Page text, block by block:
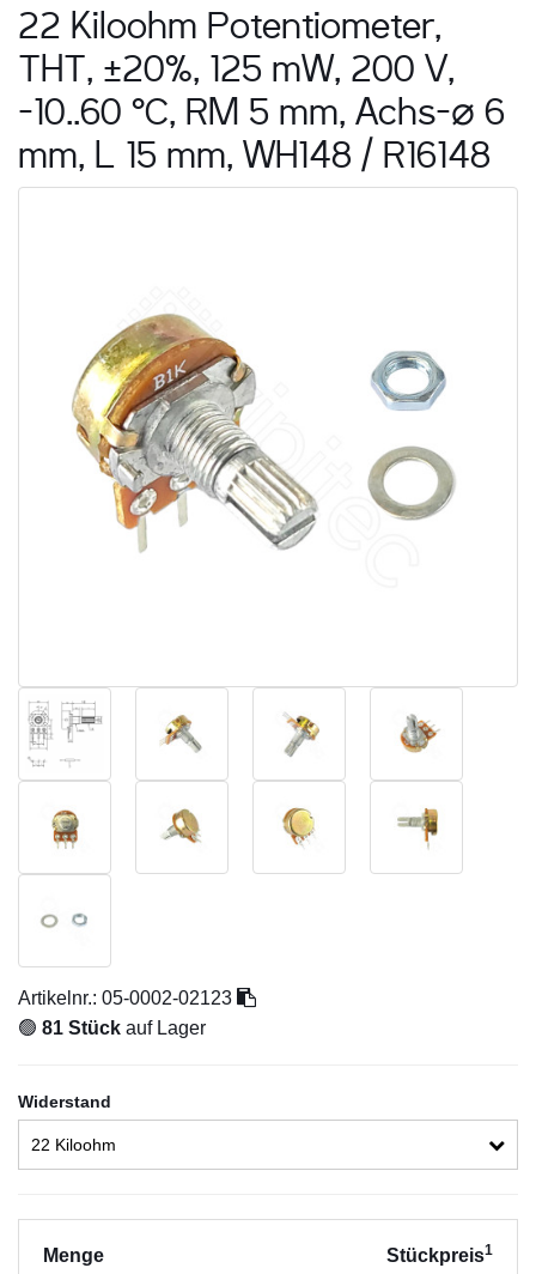
22 Kiloohm Potentiometer,
THT, ±20%, 125 mW, 200 V,
-10..60 °C, RM 5 mm, Achs-⌀ 6
mm, L 15 mm, WH148 / R16148
Artikelnr.: 05-0002-02123
🟢 81 Stück auf Lager
Widerstand
22 Kiloohm
Menge Stückpreis1